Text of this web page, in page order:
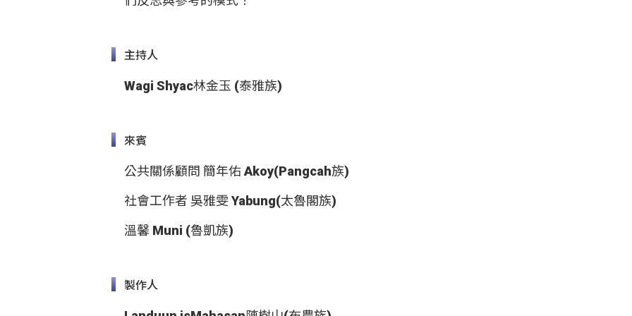
主持人
Wagi Shyac林金玉 (泰雅族)
來賓
公共關係顧問 簡年佑 Akoy(Pangcah族)
社會工作者 吳雅雯 Yabung(太魯閣族)
溫馨 Muni (魯凱族)
製作人